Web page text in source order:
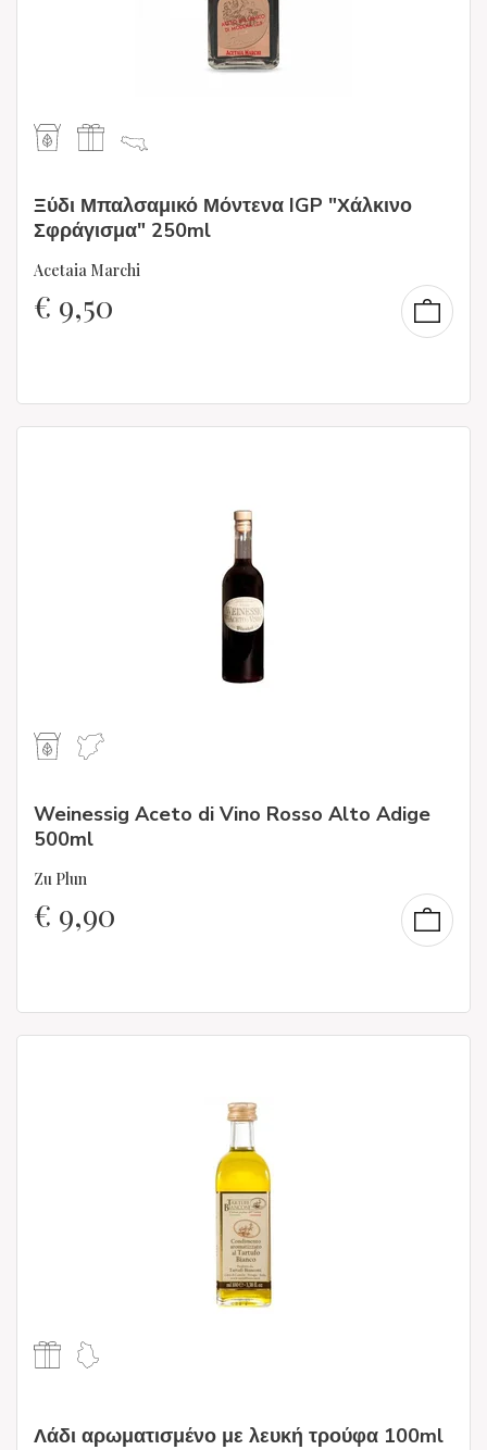
Ξύδι Μπαλσαμικό Μόντενα IGP "Χάλκινο
Σφράγισμα" 250ml
Acetaia Marchi
€ 9,50
Weinessig Aceto di Vino Rosso Alto Adige
500ml
Zu Plun
€ 9,90
Λάδι αρωματισμένο με λευκή τρούφα 100ml